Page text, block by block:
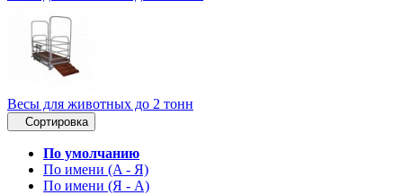
Весы для животных до 2 тонн
Сортировка
По умолчанию
По имени (A - Я)
По имени (Я - A)